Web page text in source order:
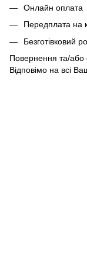
Онлайн оплата
Передплата на
Безготівковий
Повернення та/або
Відповімо на всі